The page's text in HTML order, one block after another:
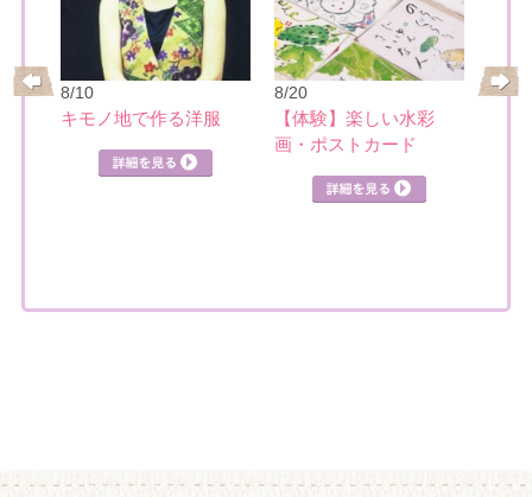
8/10
キモノ地で作る洋服
8/20
【体験】楽しい水彩
画・ポストカード